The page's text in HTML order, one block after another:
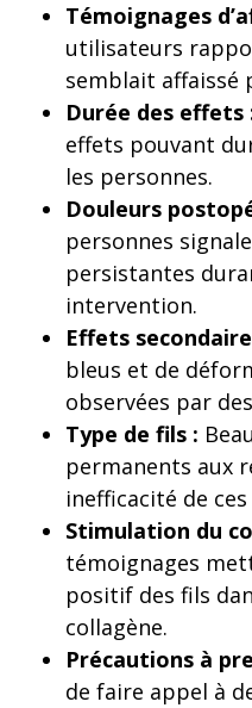
Témoignages
utilisateurs
semblait affaissé
Durée des effets
effets pouvant
les personnes.
Douleurs
personnes
persistantes
intervention.
Effets
bleus et de
observées par
Type de fils :
permanents aux
inefficacité de
Stimulation du
témoignages
positif des fils
collagène.
Précautions à
de faire appel à